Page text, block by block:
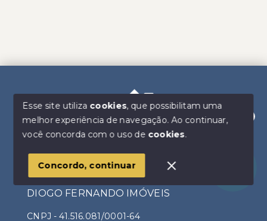
Olá! Estamos disponíveis para te ajudar.
DIOGO FERNANDO IMÓVEIS
CNPJ - 41.516.081/0001-64
Esse site utiliza cookies, que possibilitam uma
melhor experiência de navegação.Ao continuar,
você concorda com o uso de cookies.
Concordo, continuar